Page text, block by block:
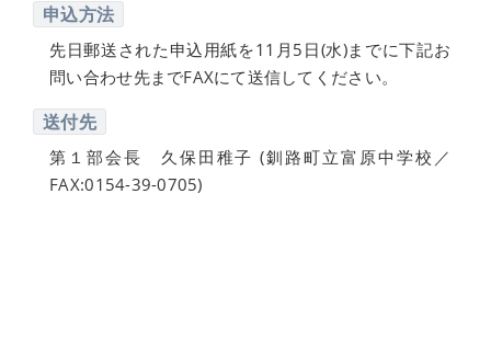
申込方法
先日郵送された申込用紙を11月5日(水)までに下記お
問い合わせ先までFAXにて送信してください。
送付先
第１部会長 久保田稚子 (釧路町立富原中学校／
FAX:0154-39-0705)